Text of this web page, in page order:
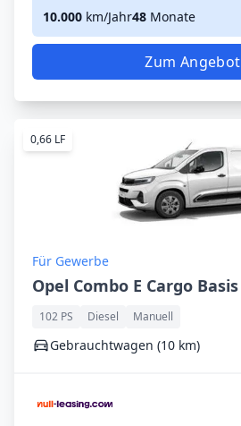
10.000 km/Jahr48 Monate
Zum Angebot
0,66 LF
Für Gewerbe
Opel Combo E Cargo Basis
102 PS Diesel Manuell
Gebrauchtwagen (10 km)